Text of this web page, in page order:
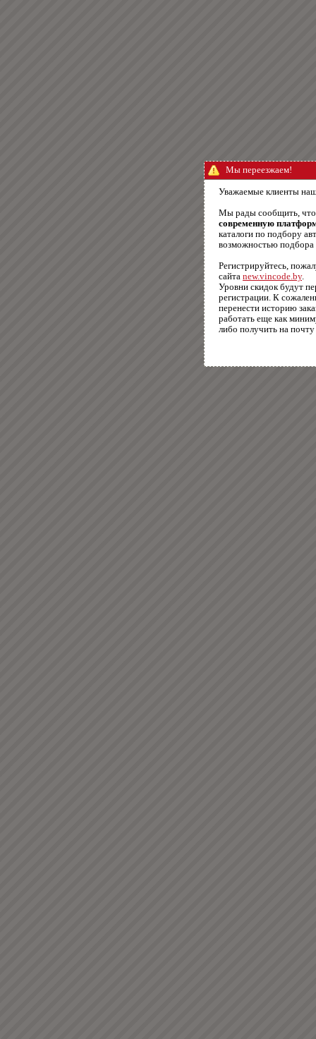
Мы переезжаем!
Уважаемые клиенты
Мы рады сообщить,
современную
каталоги по подбору
возможностью подбора
Регистрируйтесь,
сайта new.vincode.by.
Уровни скидок будут
регистрации. К
перенести историю
работать еще как
либо получить на